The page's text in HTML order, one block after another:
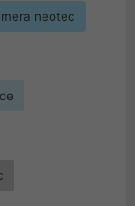
neotec